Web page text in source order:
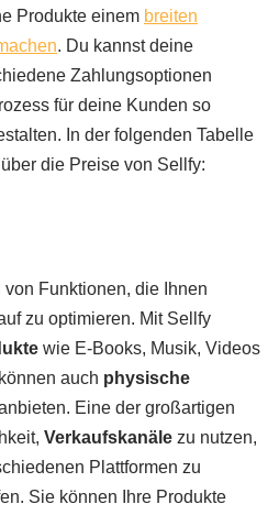
Produkte einem breiten
. Du kannst deine
Zahlungsoptionen
für deine Kunden so
In der folgenden Tabelle
die Preise von Sellfy:
Funktionen, die Ihnen
zu optimieren. Mit Sellfy
wie E-Books, Musik, Videos
auch physische
Eine der großartigen
Verkaufskanäle zu nutzen,
Plattformen zu
Sie können Ihre Produkte